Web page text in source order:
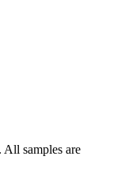
All samples are